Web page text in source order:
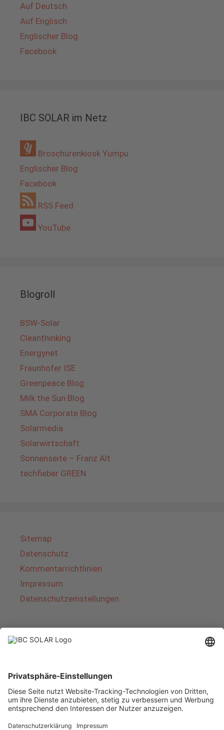
Auf Deutsch
Auf Englisch
Englischer Blog
Facebook
IBC SOLAR im Netz
Broschürenkiosk Yumpu
Englischer Blog
Facebook
RSS Feed
YouTube
Blogroll
BSW-Solar
Cleanthinking
Energynet
Fraunhofer ISE
Greenpeace Blog
Milk the Sun Blog
SMA Corporate Blog
Solarmedia
Solarwirtschaft
Sonnenseite – Franz Alt
techfieber GREEN
Sitemap
Datenschutz
Kommentarrichtlinien
Impressum
Datenschutzeinstellungen
Über IBC SOLAR
von Energielösungen und Dienstleistungen im
Bereich Photovoltaik und Speicher. Das
Unternehmen bietet Komplettsysteme an und
deckt das gesamte Spektrum von der Planung
bis zur schlüsselfertigen Übergabe von